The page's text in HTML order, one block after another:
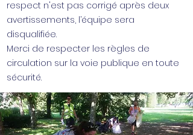
respect n'est pas corrigé après deux
avertissements, l’équipe sera
disqualifiée.
Merci de respecter les règles de
circulation sur la voie publique en toute
sécurité.